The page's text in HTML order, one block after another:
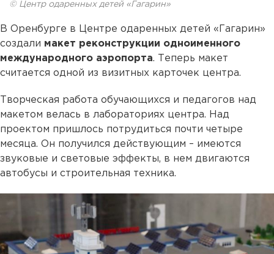
© Центр одаренных детей «Гагарин»
В Оренбурге в Центре одаренных детей «Гагарин»
создали макет реконструкции одноименного
международного аэропорта. Теперь макет
считается одной из визитных карточек центра.
Творческая работа обучающихся и педагогов над
макетом велась в лабораториях центра. Над
проектом пришлось потрудиться почти четыре
месяца. Он получился действующим – имеются
звуковые и световые эффекты, в нем двигаются
автобусы и строительная техника.